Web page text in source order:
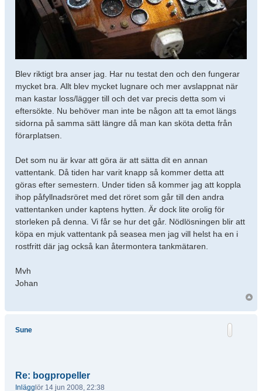
Blev riktigt bra anser jag. Har nu testat den och den fungerar
mycket bra. Allt blev mycket lugnare och mer avslappnat när
man kastar loss/lägger till och det var precis detta som vi
eftersökte. Nu behöver man inte be någon att ta emot längs
sidorna på samma sätt längre då man kan sköta detta från
förarplatsen.
Det som nu är kvar att göra är att sätta dit en annan
vattentank. Då tiden har varit knapp så kommer detta att
göras efter semestern. Under tiden så kommer jag att koppla
ihop påfyllnadsröret med det röret som går till den andra
vattentanken under kaptens hytten. Är dock lite orolig för
storleken på denna. Vi får se hur det går. Nödlösningen blir att
köpa en mjuk vattentank på seasea men jag vill helst ha en i
rostfritt där jag också kan återmontera tankmätaren.
Mvh
Johan
Sune
Re: bogpropeller
Inlägg lör 14 jun 2008, 22:38